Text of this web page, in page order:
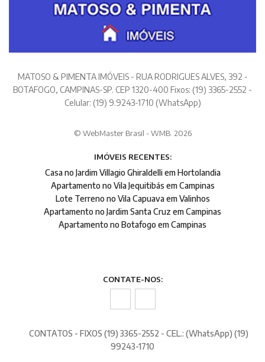
MATOSO & PIMENTA IMÓVEIS - RUA RODRIGUES ALVES, 392 -
BOTAFOGO, CAMPINAS-SP. CEP 1320-400 Fixos: (19) 3365-2552 -
Celular: (19) 9.9243-1710 (WhatsApp)
© WebMaster Brasil - WMB. 2026
IMÓVEIS RECENTES:
Casa no Jardim Villagio Ghiraldelli em Hortolandia
Apartamento no Vila Jequitibás em Campinas
Lote Terreno no Vila Capuava em Valinhos
Apartamento no Jardim Santa Cruz em Campinas
Apartamento no Botafogo em Campinas
CONTATE-NOS:
CONTATOS - FIXOS (19) 3365-2552 - CEL.: (WhatsApp) (19)
99243-1710